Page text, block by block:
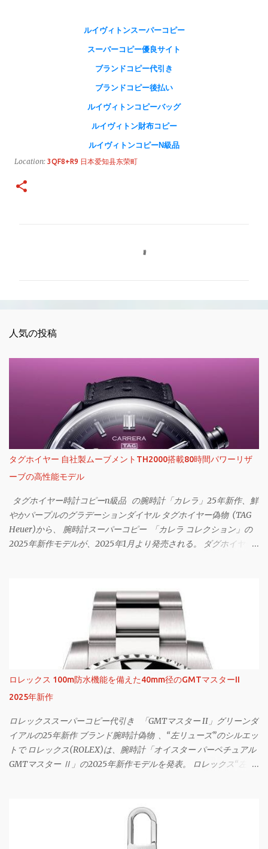
ルイヴィトンスーパーコピー
スーパーコピー優良サイト
ブランドコピー代引き
ブランドコピー後払い
ルイヴィトンコピーバッグ
ルイヴィトン財布コピー
ルイヴィトンコピーN級品
Location: 3QF8+R9 日本爱知县东荣町
人気の投稿
タグホイヤー 自社製ムーブメントTH2000搭載80時間パワーリザ
ーブの高性能モデル
タグホイヤー時計コピーn級品 の腕時計「カレラ」25年新作、鮮
やかパープルのグラデーションダイヤル タグホイヤー偽物 (TAG
Heuer)から、 腕時計スーパーコピー 「カレラ コレクション」の
2025年新作モデルが、2025年1月より発売される。 ダグホイヤー
ョン」は、ストップウォッチの機能を有するクロノグラフを搭載
した腕時計。今回の新作は、スモーキーなグラデーションダイヤ
ルが特徴だ。 「タグホイヤー カレラ トゥールビヨン クロノグラ
フ」4,812,500円 ※予価 ダイヤルの立体感は、外周のブラックから
中央のパープルに向けて滑らかに変化するグラデーションによっ
て生み出される視覚効果によるものだ。3時、9時位置のクロノグ
ラフカウンターは、ブラックとシルバーで視認性を高めている。
サファイアクリスタルガラスのドーム型風防 「タグホイヤー カレ
ラ トゥールビヨン クロノグラフ」4,812,500円 ※予価 また、風防に
は、“グラスボックス”デザインと呼ばれるサファイアクリスタル
ガラスのドーム型風防を採用。ダイヤルの存在感を際立たせた。
「タグホイヤー カレラ クロノグラフ」995,500円 ※予価 ストラッ
グホイヤー カレラ クロノグラフ」995,500円 ※予価 なお新作に
は、2つのバリエーションを用意する。「タグホイヤー カレラ ク
ロノグラフ」には、約80時間のパワーリザーブを誇る自社製ムー
ロレックス 100m防水機能を備えた40mm径のGMTマスターII
2025年新作
ロレックススーパーコピー代引き 「GMTマスター II」グリーンダ
イアルの25年新作 ブランド腕時計偽物 、“左リューズ”のシルエッ
トで ロレックス(ROLEX)は、腕時計「オイスター パーペチュアル
GMTマスター Ⅱ」の2025年新作モデルを発表。 ロレックス“左リ
スター」は、 ロレックスコピー時計n級品 を代表するウォッチの
ひとつ。2つのタイムゾーンを同時に表示できるよう、時・分・秒
針の他に24時間の目盛り入りベゼルインサート、24時間針を備え